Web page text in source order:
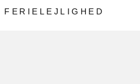
FERIELEJLIGHED